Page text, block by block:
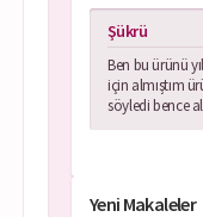
Şükrü
Ben bu ürünü
için almıştım
söyledi bence
Yeni Makaleler